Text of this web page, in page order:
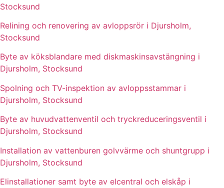
Stocksund
Relining och renovering av avloppsrör i Djursholm,
Stocksund
Byte av köksblandare med diskmaskinsavstängning i
Djursholm, Stocksund
Spolning och TV-inspektion av avloppsstammar i
Djursholm, Stocksund
Byte av huvudvattenventil och tryckreduceringsventil i
Djursholm, Stocksund
Installation av vattenburen golvvärme och shuntgrupp i
Djursholm, Stocksund
Elinstallationer samt byte av elcentral och elskåp i